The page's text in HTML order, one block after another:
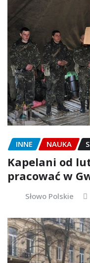
INNE NAUKA
Kapelani od
pracować w
Słowo Polskie